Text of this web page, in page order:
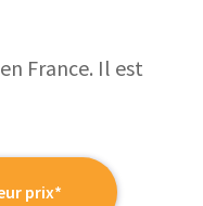
France. Il est
prix*